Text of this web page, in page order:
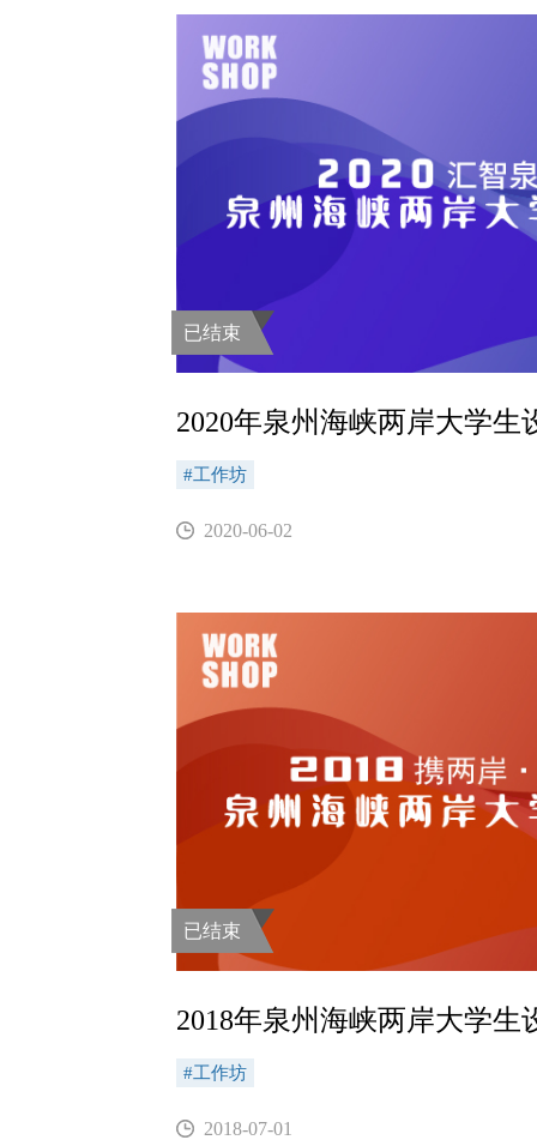
已结束
2020年泉州海峡两岸大学生
#工作坊
2020-06-02
已结束
2018年泉州海峡两岸大学生
#工作坊
2018-07-01